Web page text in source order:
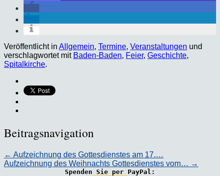
Veröffentlicht in Allgemein, Termine, Veranstaltungen und
verschlagwortet mit Baden-Baden, Feier, Geschichte,
Spitalkirche.
Beitragsnavigation
← Aufzeichnung des Gottesdienstes am 17.…
Aufzeichnung des Weihnachts Gottesdienstes vom… →
Spenden Sie per PayPal: